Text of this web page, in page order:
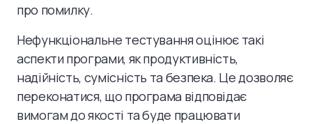
про помилку.
Нефункціональне тестування оцінює такі
аспекти програми, як продуктивність,
надійність, сумісність та безпека. Це дозволяє
переконатися, що програма відповідає
вимогам до якості та буде працювати